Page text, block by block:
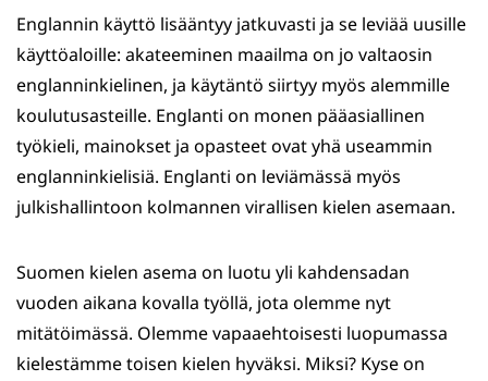
Englannin käyttö lisääntyy jatkuvasti ja se leviää uusille
käyttöaloille: akateeminen maailma on jo valtaosin
englanninkielinen, ja käytäntö siirtyy myös alemmille
koulutusasteille. Englanti on monen pääasiallinen
työkieli, mainokset ja opasteet ovat yhä useammin
englanninkielisiä. Englanti on leviämässä myös
julkishallintoon kolmannen virallisen kielen asemaan.
Suomen kielen asema on luotu yli kahdensadan
vuoden aikana kovalla työllä, jota olemme nyt
mitätöimässä. Olemme vapaaehtoisesti luopumassa
kielestämme toisen kielen hyväksi. Miksi? Kyse on